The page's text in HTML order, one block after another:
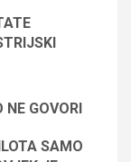
NE GOVORI
SAMO